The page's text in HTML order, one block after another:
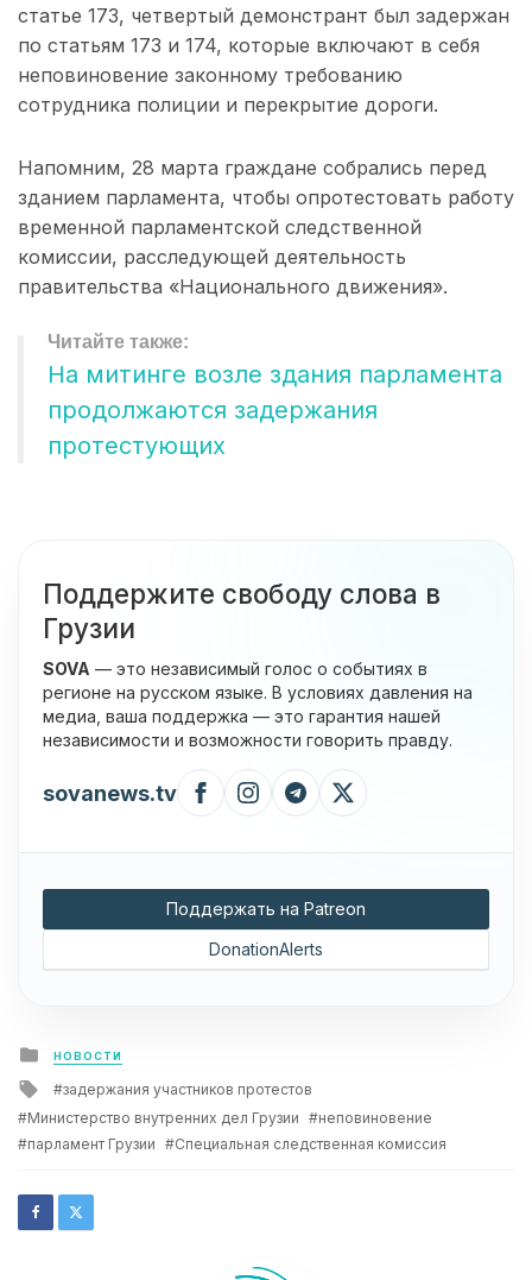
статье 173, четвертый демонстрант был задержан
по статьям 173 и 174, которые включают в себя
неповиновение законному требованию
сотрудника полиции и перекрытие дороги.
Напомним, 28 марта граждане собрались перед
зданием парламента, чтобы опротестовать работу
временной парламентской следственной
комиссии, расследующей деятельность
правительства «Национального движения».
На митинге возле здания парламента
продолжаются задержания
протестующих
Поддержите свободу слова в
Грузии
SOVA — это независимый голос о событиях в
регионе на русском языке. В условиях давления на
медиа, ваша поддержка — это гарантия нашей
независимости и возможности говорить правду.
sovanews.tv
Поддержать на Patreon
DonationAlerts
Posted
in
НОВОСТИ
Tagged
with
задержания участников протестов
Министерство внутренних дел Грузии
неповиновение
парламент Грузии
Специальная следственная комиссия